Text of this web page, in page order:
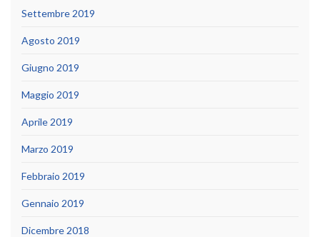
Settembre 2019
Agosto 2019
Giugno 2019
Maggio 2019
Aprile 2019
Marzo 2019
Febbraio 2019
Gennaio 2019
Dicembre 2018